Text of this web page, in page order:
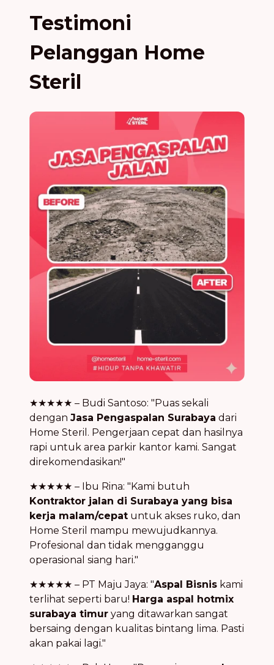
Testimoni
Pelanggan Home
Steril
★★★★★ – Budi Santoso: "Puas sekali
dengan Jasa Pengaspalan Surabaya dari
Home Steril. Pengerjaan cepat dan hasilnya
rapi untuk area parkir kantor kami. Sangat
direkomendasikan!"
★★★★★ – Ibu Rina: "Kami butuh
Kontraktor jalan di Surabaya yang bisa
kerja malam/cepat untuk akses ruko, dan
Home Steril mampu mewujudkannya.
Profesional dan tidak mengganggu
operasional siang hari."
★★★★★ – PT Maju Jaya: "Aspal Bisnis kami
terlihat seperti baru! Harga aspal hotmix
surabaya timur yang ditawarkan sangat
bersaing dengan kualitas bintang lima. Pasti
akan pakai lagi."